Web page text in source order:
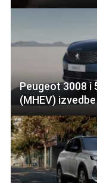
Peugeot 3008 i
(MHEV) izvedbe